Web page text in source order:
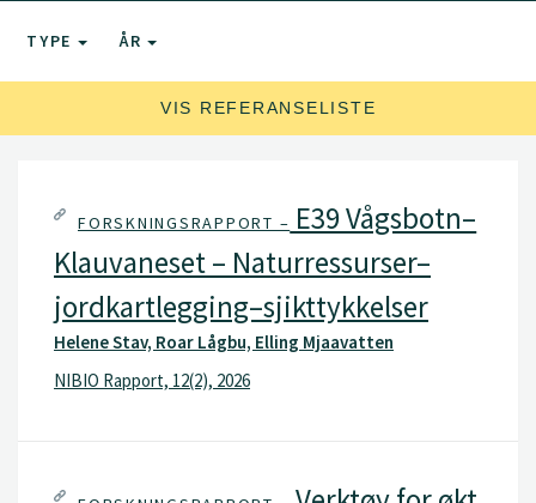
TYPE ÅR
VIS REFERANSELISTE
FORSKNINGSRAPPORT – E39 Vågsbotn–
Klauvaneset – Naturressurser–
jordkartlegging–sjikttykkelser
Helene Stav, Roar Lågbu, Elling Mjaavatten
NIBIO Rapport, 12(2), 2026